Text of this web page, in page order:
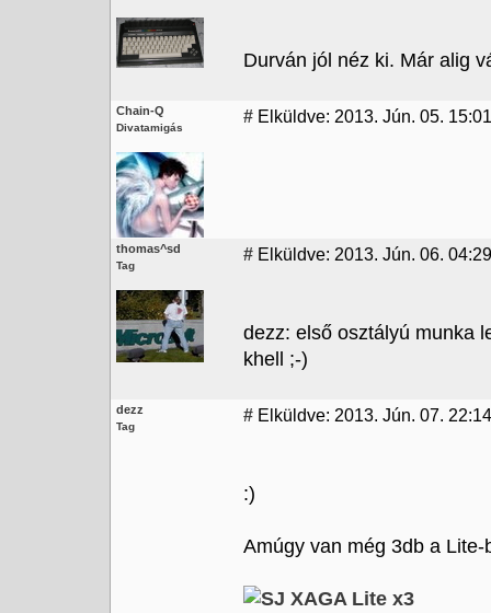
Durván jól néz ki. Már alig
Chain-Q
Divatamigás
# Elküldve: 2013. Jún. 05. 15:01
thomas^sd
Tag
# Elküldve: 2013. Jún. 06. 04:29
dezz: első osztályú munka
khell ;-)
dezz
Tag
# Elküldve: 2013. Jún. 07.
:)
Amúgy van még 3db a